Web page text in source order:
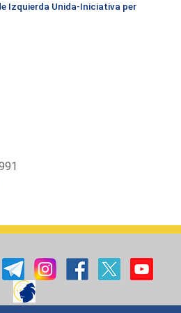
Izquierda Unida-Iniciativa per